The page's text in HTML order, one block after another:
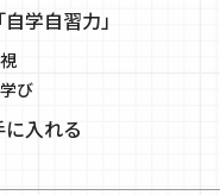
学自習力」
び
入れる